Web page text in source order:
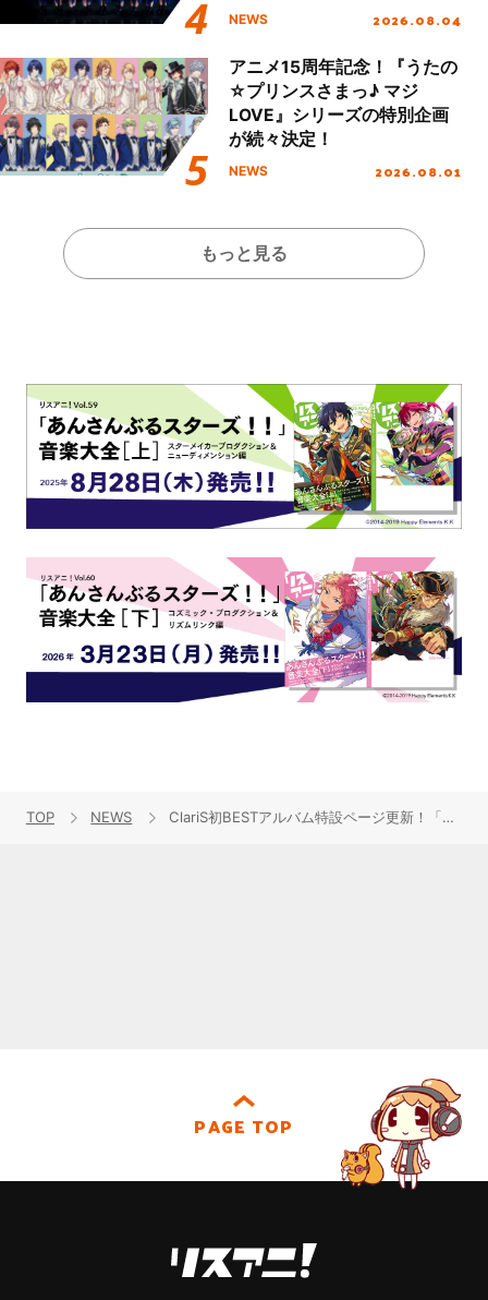
NEWS 2026.08.04
アニメ15周年記念！『うたの
☆プリンスさまっ♪ マジ
LOVE』シリーズの特別企画
が続々決定！
NEWS 2026.08.01
もっと見る
TOP NEWS ClariS初BESTアルバム特設ページ更新！「全曲クロスレビュー」を更新！明後日15日はニコ生特番「今夜決定！BEST of ClariST」配信！
PAGE TOP